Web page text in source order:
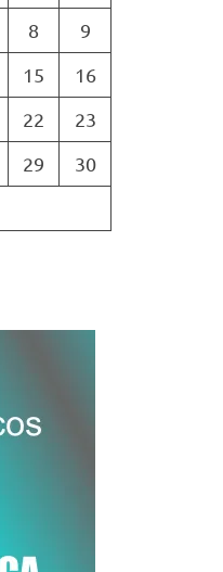
8
9
15
16
22
23
29
30